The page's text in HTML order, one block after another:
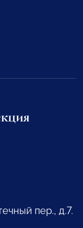
пер., д.7.